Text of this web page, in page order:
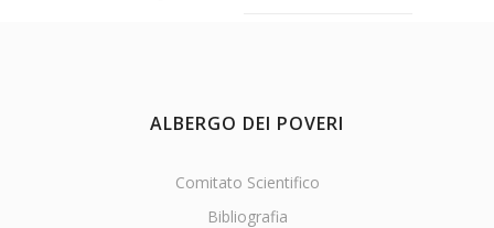
ALBERGO DEI POVERI
Comitato Scientifico
Bibliografia